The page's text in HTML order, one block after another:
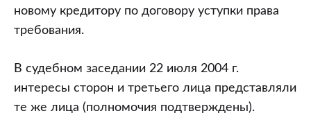
новому кредитору по договору уступки права
требования.
В судебном заседании 22 июля 2004 г.
интересы сторон и третьего лица представляли
те же лица (полномочия подтверждены).